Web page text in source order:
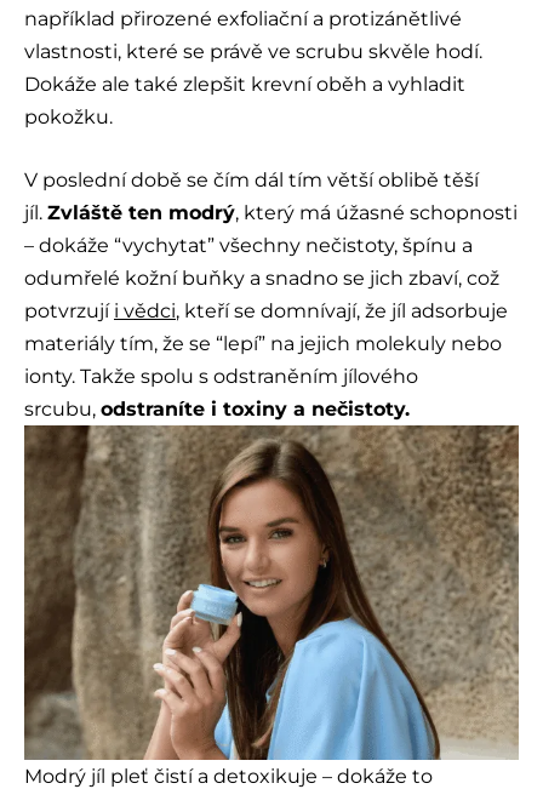
například přirozené exfoliační a protizánětlivé
vlastnosti, které se právě ve scrubu skvěle hodí.
Dokáže ale také zlepšit krevní oběh a vyhladit
pokožku.
V poslední době se čím dál tím větší oblibě těší
jíl. Zvláště ten modrý, který má úžasné schopnosti
– dokáže “vychytat” všechny nečistoty, špínu a
odumřelé kožní buňky a snadno se jich zbaví, což
potvrzují i vědci, kteří se domnívají, že jíl adsorbuje
materiály tím, že se “lepí” na jejich molekuly nebo
ionty. Takže spolu s odstraněním jílového
srcubu, odstraníte i toxiny a nečistoty.
Modrý jíl pleť čistí a detoxikuje – dokáže to